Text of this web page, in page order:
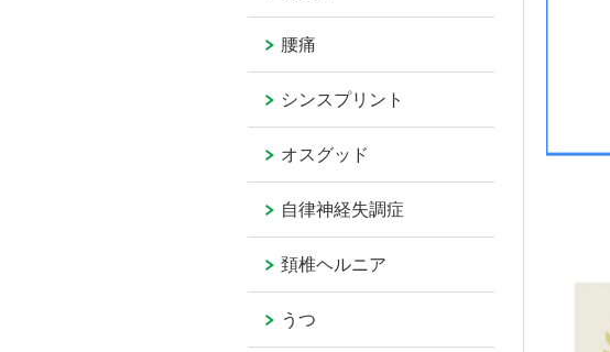
腰痛
シンスプリント
オスグッド
自律神経失調症
頚椎ヘルニア
うつ